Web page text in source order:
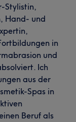
Stylistin,
Hand- und
in
und
Ich
aus der
Spas in
Beruf als